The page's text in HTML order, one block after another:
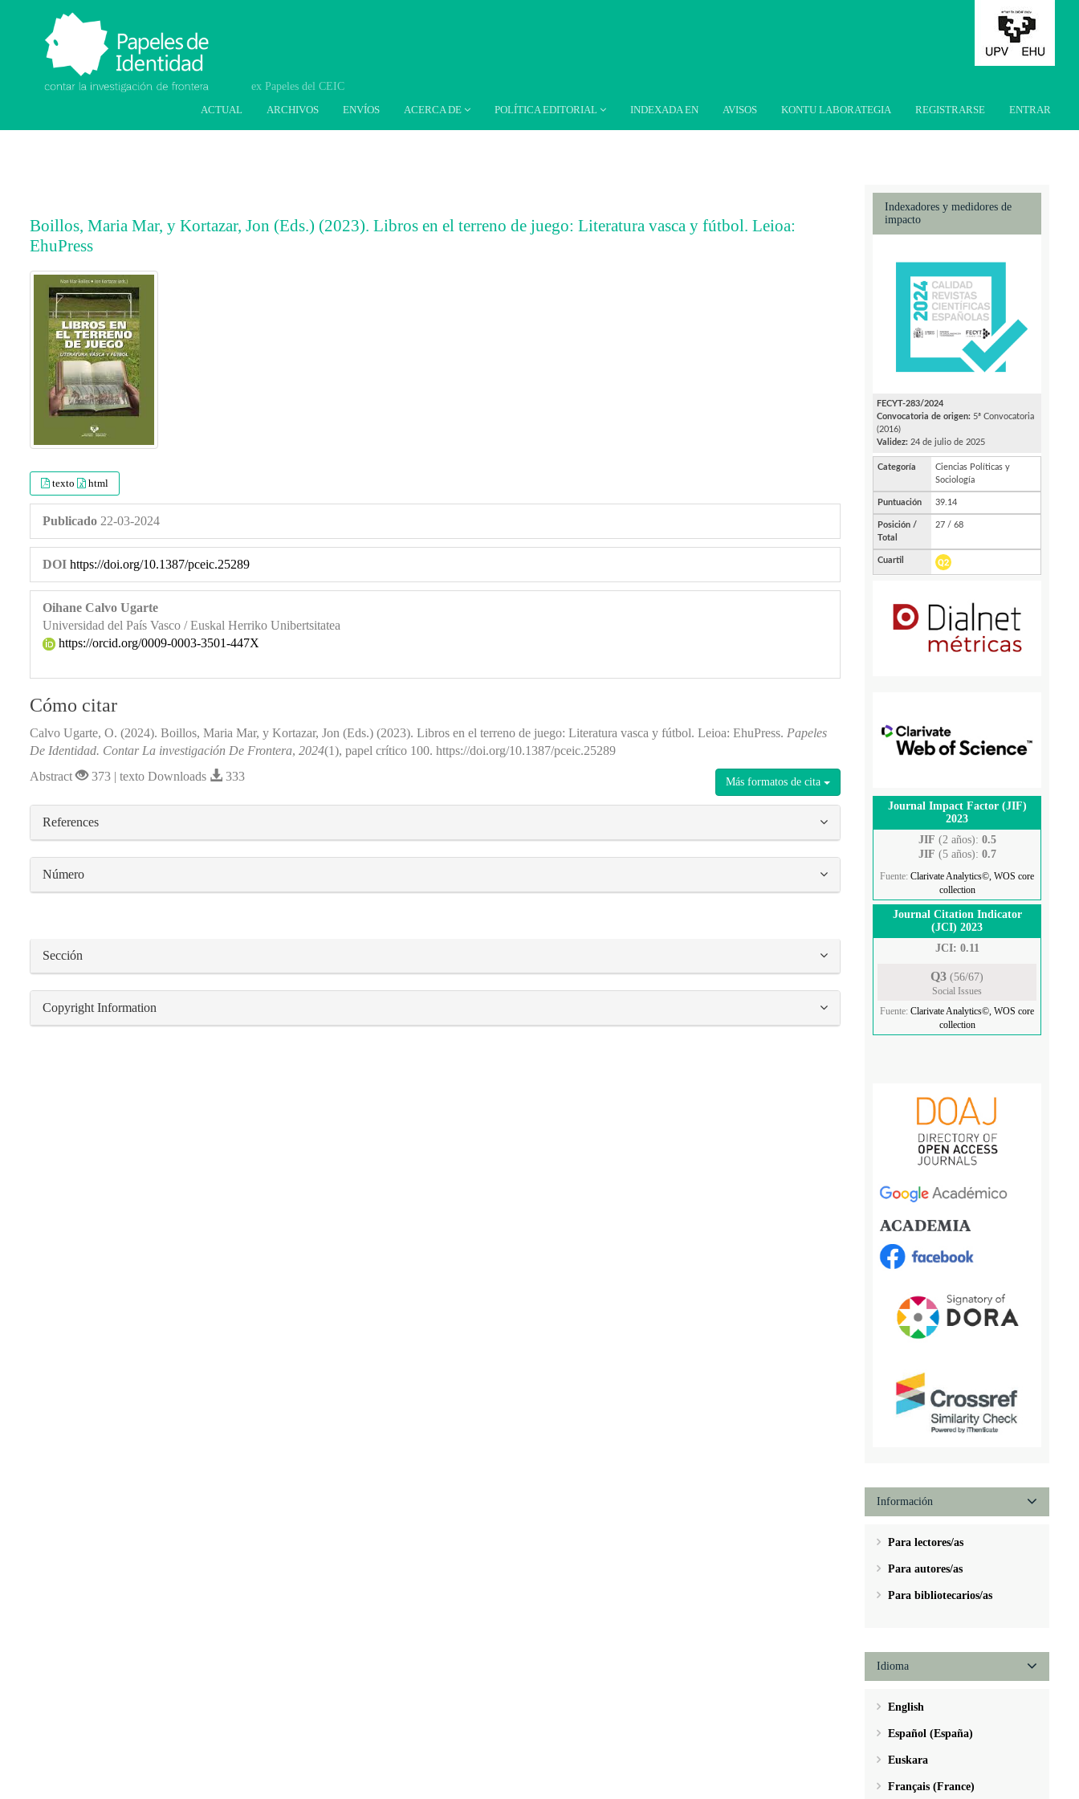
ACTUAL ARCHIVOS ENVÍOS ACERCA DE POLÍTICA EDITORIAL INDEXADA EN AVISOS KONTU LABORATEGIA REGISTRARSE ENTRAR
Papeles de Identidad.
Contar la investigación
de frontera
Boillos, Maria Mar, y Kortazar, Jon (Eds.) (2023). Libros en el terreno de juego: Literatura vasca y fútbol. Leioa:
EhuPress
##plugins.themes.bootstrap3.article.main##
##plugins.themes.bootstrap3.article.sidebar##
texto html
Publicado 22-03-2024
DOI https://doi.org/10.1387/pceic.25289
Oihane Calvo Ugarte
Universidad del País Vasco / Euskal Herriko Unibertsitatea
https://orcid.org/0009-0003-3501-447X
Cómo citar
Calvo Ugarte, O. (2024). Boillos, Maria Mar, y Kortazar, Jon (Eds.) (2023). Libros en el terreno de juego: Literatura vasca y fútbol. Leioa: EhuPress. Papeles
De Identidad. Contar La investigación De Frontera, 2024(1), papel crítico 100. https://doi.org/10.1387/pceic.25289
Más formatos de cita
Abstract 373 | texto Downloads 333
##plugins.themes.bootstrap3.article.details##
References
Número
Sección
Copyright Information
Indexadores y medidores de
impacto
Journal Impact Factor (JIF)
2023
JIF (2 años): 0.5
JIF (5 años): 0.7
Fuente: Clarivate Analytics©, WOS core
collection
Journal Citation Indicator
(JCI) 2023
JCI: 0.11
Q3 (56/67)
Social Issues
Fuente: Clarivate Analytics©, WOS core
collection
Información
Para lectores/as
Para autores/as
Para bibliotecarios/as
Idioma
English
Español (España)
Euskara
Français (France)